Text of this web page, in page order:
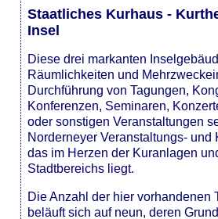
Staatliches Kurhaus -
Insel
Diese drei markanten
Räumlichkeiten und
Durchführung von Tagungen,
Konferenzen, Seminaren,
oder sonstigen Veranstaltungen
Norderneyer Veranstaltungs- und
das im Herzen der Kuranlagen
Stadtbereichs liegt.
Die Anzahl der hier vorhandenen
beläuft sich auf neun, deren